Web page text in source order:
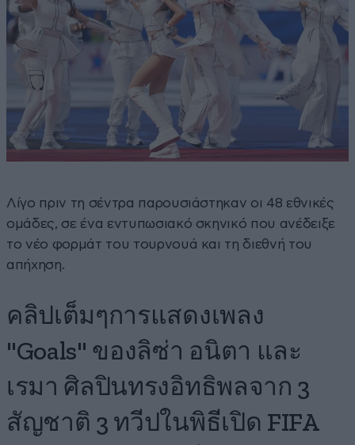
Λίγο πριν τη σέντρα παρουσιάστηκαν οι 48 εθνικές
ομάδες, σε ένα εντυπωσιακό σκηνικό που ανέδειξε
το νέο φορμάτ του τουρνουά και τη διεθνή του
απήχηση.
คลิปเต็มๆการแสดงเพลง
"Goals" ของลิซ่า อนิตา และ
เรมา ศิลปินทรงอิทธิพลจาก 3
สัญชาติ 3 ทวีปในพิธีเปิด FIFA